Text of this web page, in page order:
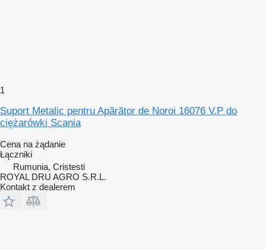
1
Suport Metalic pentru Apărător de Noroi 16076 V.P do
ciężarówki Scania
Cena na żądanie
Łączniki
Rumunia, Cristesti
ROYAL DRU AGRO S.R.L.
Kontakt z dealerem